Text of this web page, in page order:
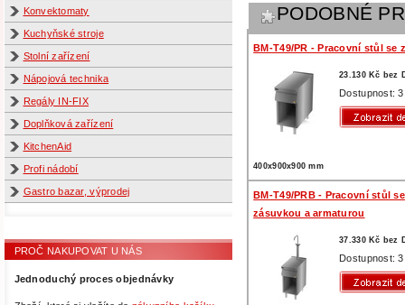
Konvektomaty
Kuchyňské stroje
Stolní zařízení
Nápojová technika
Regály IN-FIX
Doplňková zařízení
KitchenAid
Profi nádobí
Gastro bazar, výprodej
PROČ NAKUPOVAT U NÁS
Jednoduchý proces objednávky
PODOBNÉ
BM-T49/PR - Pracovní stůl se
23.130 Kč bez
Dostupnost:
400x900x900 mm
BM-T49/PRB - Pracovní stůl se
zásuvkou a armaturou
37.330 Kč bez
Dostupnost: